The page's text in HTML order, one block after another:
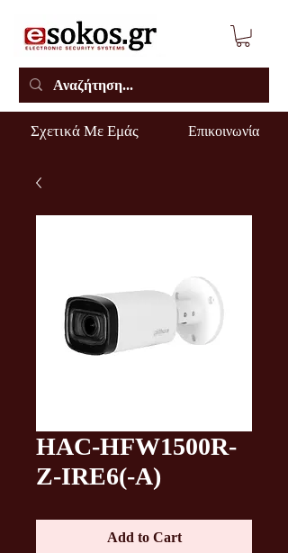
Επικοινωνία
Σχετικά Με Εμάς
HAC-HFW1500R-
Z-IRE6(-A)
Add to Cart